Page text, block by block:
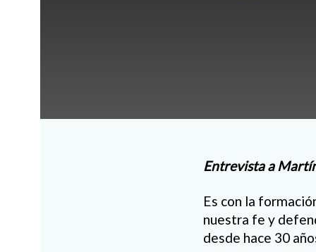
Entrevista a
Es con la
nuestra fe y
desde hace 30